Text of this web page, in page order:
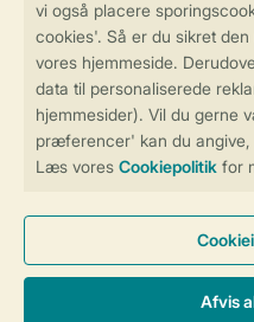
Få en personligt
på
Sikker datahåndtering